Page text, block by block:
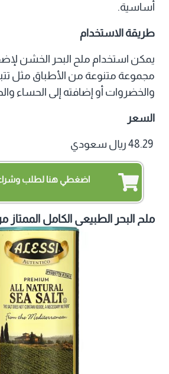
أساسية.
طريقة الاستخدام
يمكن استخدام ملح البحر الخشن
مجموعة متنوعة من الأطباق مثل
والخضروات أو إضافته إلى الحساء
السعر
48.29 ريال سعودي
اضغطي هنا لطلب وشراء
ملح البحر الطبيعي الكامل الممتاز